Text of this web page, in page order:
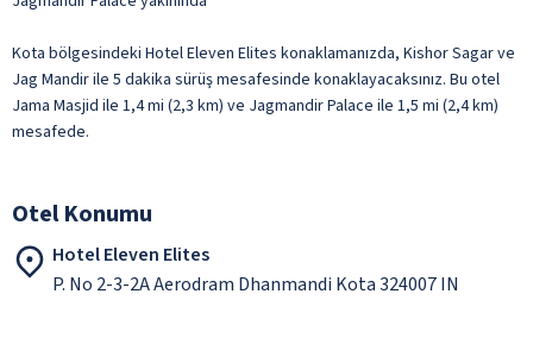
Kota bölgesindeki Hotel Eleven Elites konaklamanızda, Kishor Sagar ve
Jag Mandir ile 5 dakika sürüş mesafesinde konaklayacaksınız. Bu otel
Jama Masjid ile 1,4 mi (2,3 km) ve Jagmandir Palace ile 1,5 mi (2,4 km)
mesafede.
Otel Konumu
Hotel Eleven Elites
P. No 2-3-2A Aerodram Dhanmandi Kota 324007 IN